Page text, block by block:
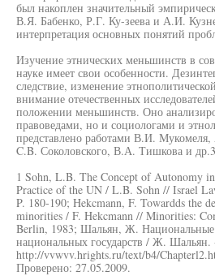
был накоплен значительный
В.Я. Бабенко, Р.Г. Ку-зеева и А.И.
интерпретация основных понятий
Изучение этнических меньшинств в
науке имеет свои особенности.
следствие, изменение
внимание отечественных
положении меньшинств. Оно
правоведами, но и социологами и
представлено работами В.И.
C.B. Соколовского, В.А. Тишкова и др.3
1 Sohn, L.B. The Concept of Autonomy
Practice of the UN / L.B. Sohn // Israel
P. 180-190; Hekcmann, F. Towardds the
minorities / F. Hekcmann // Minorities:
Berlin, 1983; Шальян, Ж. Национальные
национальных государств / Ж.
http://vvwvv.hrights.ru/text/b4/
Проверено: 27.05.2009.